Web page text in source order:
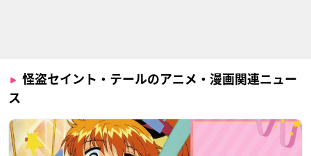
怪盗セイント・テールのアニメ・漫画関連ニュー
ス